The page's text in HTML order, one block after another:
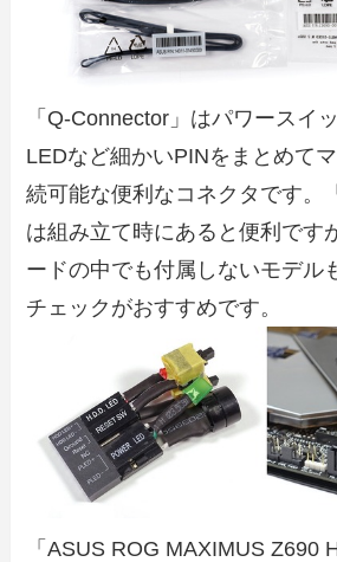
「Q-Connector」はパワースイ
LEDなど細かいPINをまとめて
続可能な便利なコネクタです。
は組み立て時にあると便利です
ードの中でも付属しないモデル
チェックがおすすめです。
「ASUS ROG MAXIMUS Z690